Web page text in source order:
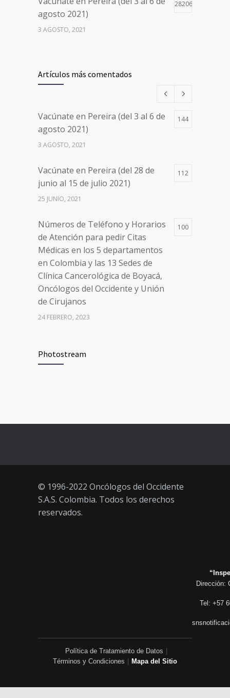
agosto 2021)
28206
3 AGOSTO, 2021
de agosto 2021) mayores de 20
años
Números de Teléfono y Horarios
de Atención para pedir Citas
Médicas en los 5 departamentos
Clínica Cancerológica de Boyacá,
Oncólogos del Occidente y Unión
de Cirujanos
Artículos más comentados
Vacúnate en Pereira (del 3 al 6 de
agosto 2021)
144
3 AGOSTO, 2021
Vacúnate en Pereira (del 28 de
junio al 15 de julio 2021)
112
25 JUNIO, 2021
Números de Teléfono y Horarios
de Atención para pedir Citas
Médicas en los 5 departamentos
en Colombia y las 13 Sedes de
Clínica Cancerológica de Boyacá,
Oncólogos del Occidente y Unión
de Cirujanos
100
24 FEBRERO, 2023
junio 2021)
años
Photostream
© 1996-2022 Oncólogos del Occidente
S.A.S. Colombia. Todos los derechos
reservados.
Dirección:
Tel: +57
Política de Tratamiento de Datos
Términos y Condiciones
Mapa del Sitio